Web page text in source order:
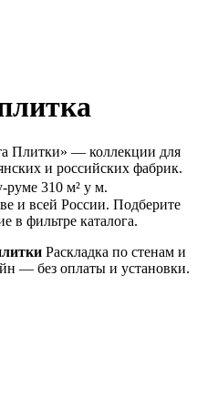
Плитки» — коллекции для
и российских фабрик.
руме 310 м² у м.
и всей России. Подберите
в фильтре каталога.
Раскладка по стенам и
— без оплаты и установки.